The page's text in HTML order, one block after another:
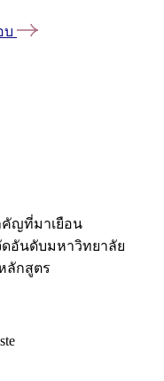
บ
ญที่มาเยือน
ดอันดับมหาวิทยาลัย
ลักสูตร